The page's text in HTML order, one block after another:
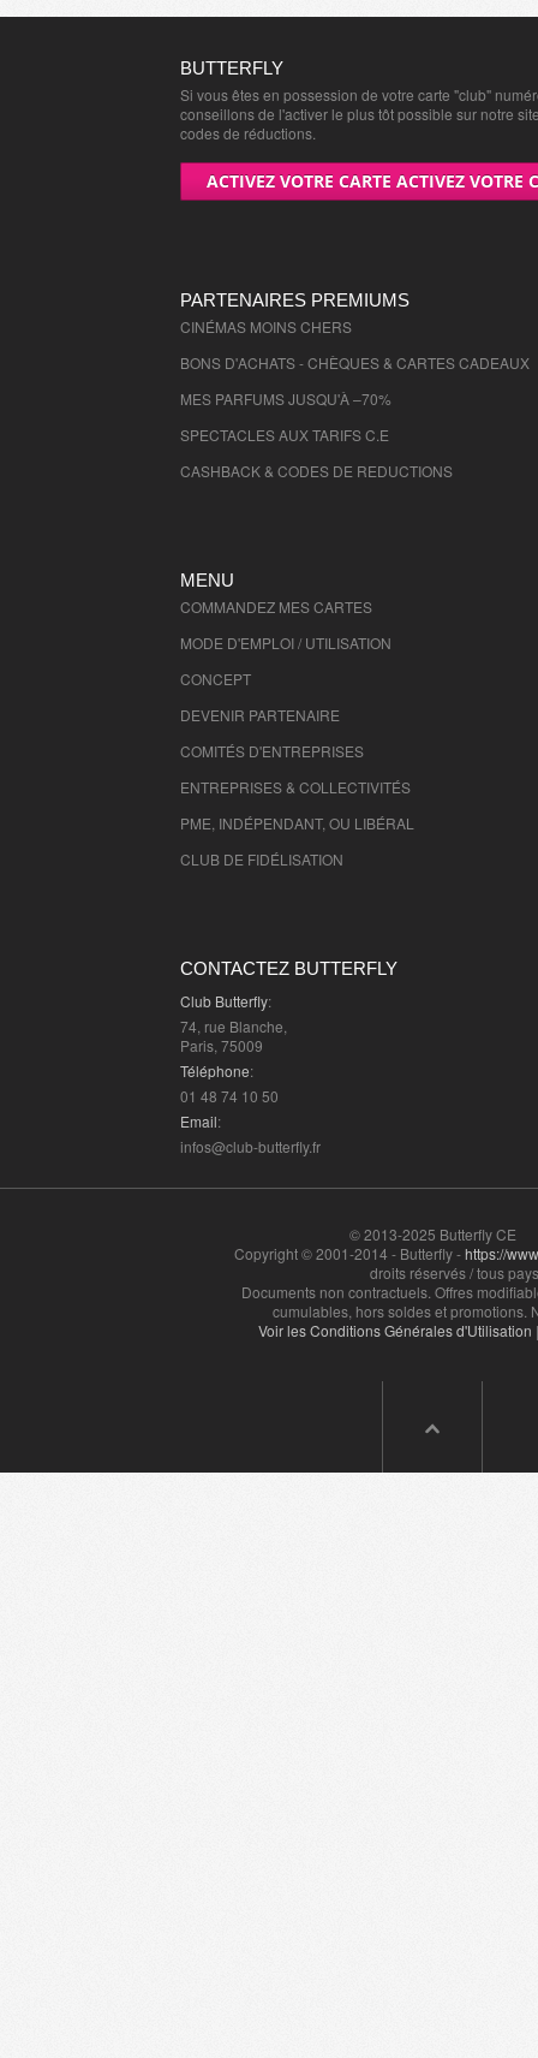
Ardennes
Tarn - 81000 , (fr)
Tarn et Garonne
Var - 83000 , (fr)
Vendee - 85000 , (fr)
Vosges - 88000 , (fr)
Yonne - 89000 , (fr)
Ariege - 9000 , (fr)
Territoire de Belfort
BUTTERFLY
Si vous êtes en possession de votre carte "club"
conseillons de l'activer le plus tôt possible sur notre
codes de réductions.
ACTIVEZ VOTRE CARTE ACTIVEZ VOTRE
PARTENAIRES PREMIUMS
CINÉMAS MOINS CHERS
BONS D'ACHATS - CHÈQUES & CARTES CADEAUX
MES PARFUMS JUSQU'À –70%
SPECTACLES AUX TARIFS C.E
CASHBACK & CODES DE REDUCTIONS
MENU
COMMANDEZ MES CARTES
MODE D'EMPLOI / UTILISATION
CONCEPT
DEVENIR PARTENAIRE
COMITÉS D'ENTREPRISES
ENTREPRISES & COLLECTIVITÉS
PME, INDÉPENDANT, OU LIBÉRAL
CLUB DE FIDÉLISATION
CONTACTEZ BUTTERFLY
Club Butterfly:
74, rue Blanche,
Paris, 75009
Téléphone:
01 48 74 10 50
Email:
infos@club-butterfly.fr
© 2013-2025 Butterfly CE
Copyright © 2001-2014 - Butterfly -https://
droits réservés / tous
Documents non contractuels. Offres
cumulables, hors soldes et promotions.
Voir les Conditions Générales d'Utilisation